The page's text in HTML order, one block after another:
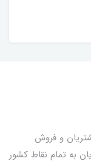
و فروش
به تمام نقاط کشور